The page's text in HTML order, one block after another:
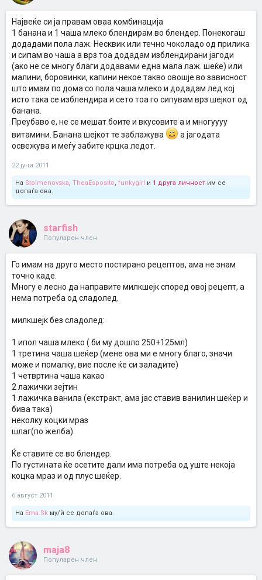
Највеќе си ја правам оваа комбинација
1 банана и 1 чаша млеко блендирам во блендер. Понекогаш
додадами пола лаж. Несквик или течно чоколадо од прилика
и сипам во чаша а врз тоа додадам изблендирани јагоди
(ако не се многу благи додавами една мала лаж. шеќе) или
малини, боровинки, капини некое такво овошје во зависност
што имам по дома со пола чаша млеко и додадам лед кој
исто така се изблендира и сето тоа го сипувам врз шејкот од
банана.
Преубаво е, не се мешат боите и вкусовите а и многуууу
витамини. Банана шејкот те заблажува
а јагодата
освежува и меѓу забите крцка ледот.
22 јуни 2011
На Stoimenovska, TheaEsposito, funkygirl и 1 друга личност им се
допаѓа ова.
starfish
Популарен член
Го имам на друго место постирано рецептов, ама не знам
точно каде.
Многу е лесно да направите милкшејк според овој рецепт, а
нема потреба од сладолед.
милкшејк без сладолед:
1 ипол чаша млеко ( би му дошло 250+125мл)
1 третина чаша шеќер (мене ова ми е многу благо, значи
може и помалку, вие после ќе си заладите)
1 четвртина чаша какао
2 лажички зејтин
1 лажичка ванила (екстракт, ама јас ставив ванилин шеќер и
бива така)
неколку коцки мраз
шлаг(по желба)
Ќе ставите се во блендер.
По густината ќе осетите дали има потреба од уште некоја
коцка мраз и од плус шеќер.
6 август 2011
На Ema.Sk му/ѝ се допаѓа ова.
maja8
Популарен член